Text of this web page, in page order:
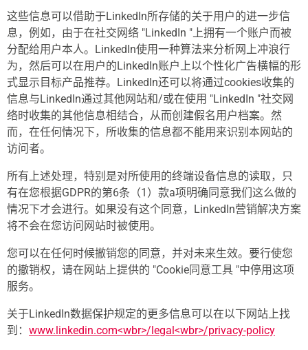
这些信息可以借助于LinkedIn所存储的关于用户的进一步信
息，例如，由于在社交网络 "LinkedIn "上拥有一个账户而被
分配给用户本人。LinkedIn使用一种算法来分析网上冲浪行
为，然后可以在用户的LinkedIn账户上以个性化广告横幅的形
式显示目标产品推荐。LinkedIn还可以将通过cookies收集的
信息与LinkedIn通过其他网站和/或在使用 "LinkedIn "社交网
络时收集的其他信息相结合，从而创建假名用户档案。然
而，在任何情况下，所收集的信息都不能用来识别本网站的
访问者。
所有上述处理，特别是对所使用的终端设备信息的读取，只
有在您根据GDPR的第6条（1）款a项明确同意我们这么做的
情况下才会进行。如果没有这个同意，LinkedIn营销解决方案
将不会在您访问网站时被使用。
您可以在任何时候撤销您的同意，并对未来生效。要行使您
的撤销权，请在网站上提供的 "Cookie同意工具 "中停用这项
服务。
关于LinkedIn数据保护规定的更多信息可以在以下网站上找
到： www.linkedin.com<wbr>/legal<wbr>/privacy-policy